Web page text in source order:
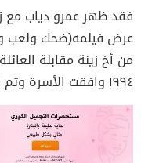
فقد ظهر عمرو دياب مع
عرض فيلمه(ضحك ولعب
من أخ زينة مقابلة
١٩٩٤ وافقت الأسرة وتم زواجهم بالقاهرة